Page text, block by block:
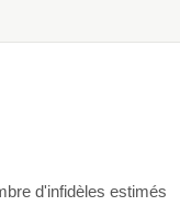
d'infidèles estimés